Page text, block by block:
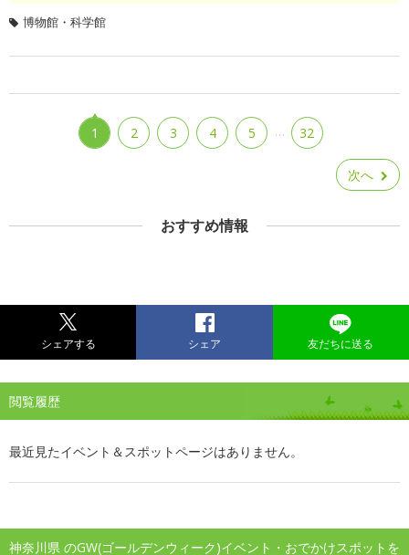
博物館・科学館
1 2 3 4 5 … 32
次へ
おすすめ情報
シェアする シェア 友だちに送る
閲覧履歴
最近見たイベント＆スポットページはありません。
神奈川県 のGW(ゴールデンウィーク)イベント・おでかけスポットを